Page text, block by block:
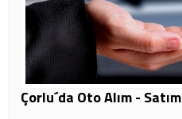
Çorlu´da Oto Alım - Satım